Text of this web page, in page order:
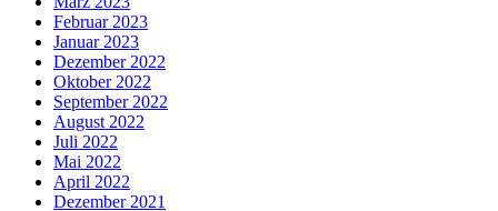
Februar 2023
Januar 2023
Dezember 2022
Oktober 2022
September 2022
August 2022
Juli 2022
Mai 2022
April 2022
Dezember 2021